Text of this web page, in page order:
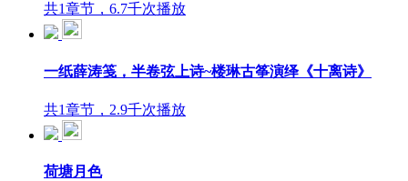
共1章节，6.7千次播放
一纸薛涛笺，半卷弦上诗~楼琳古筝演绎《十离诗》
共1章节，2.9千次播放
荷塘月色